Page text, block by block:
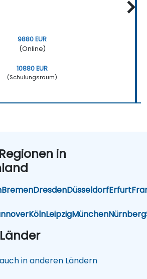
9880 EUR
(Online)
10880 EUR
(Schulungsraum)
in
BremenDresdenDüsseldorfErfurt
KölnLeipzigMünchenNürnberg
in anderen Ländern